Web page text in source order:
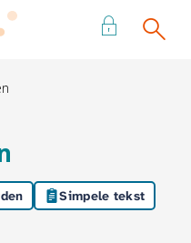
Simpele tekst